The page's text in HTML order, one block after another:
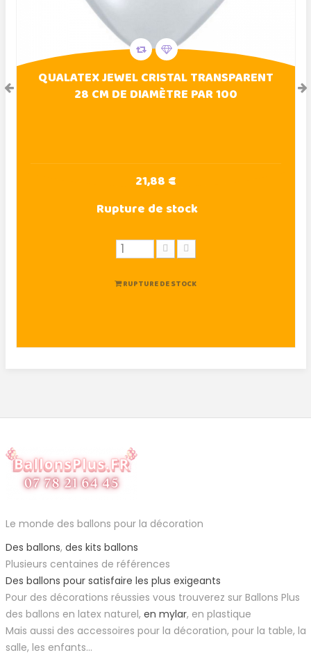
QUALATEX JEWEL CRISTAL TRANSPARENT
28 CM DE DIAMÈTRE PAR 100
21,88 €
Rupture de stock
RUPTURE DE STOCK
Le monde des ballons pour la décoration
Des ballons, des kits ballons
Plusieurs centaines de références
Des ballons pour satisfaire les plus exigeants
Pour des décorations réussies vous trouverez sur Ballons Plus
des ballons en latex naturel, en mylar, en plastique
Mais aussi des accessoires pour la décoration, pour la table, la
salle, les enfants...